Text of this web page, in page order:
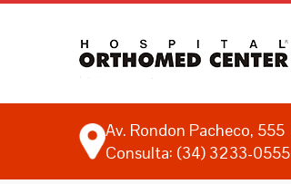
Av. Rondon Pacheco, 555
Consulta: (34) 3233-0555